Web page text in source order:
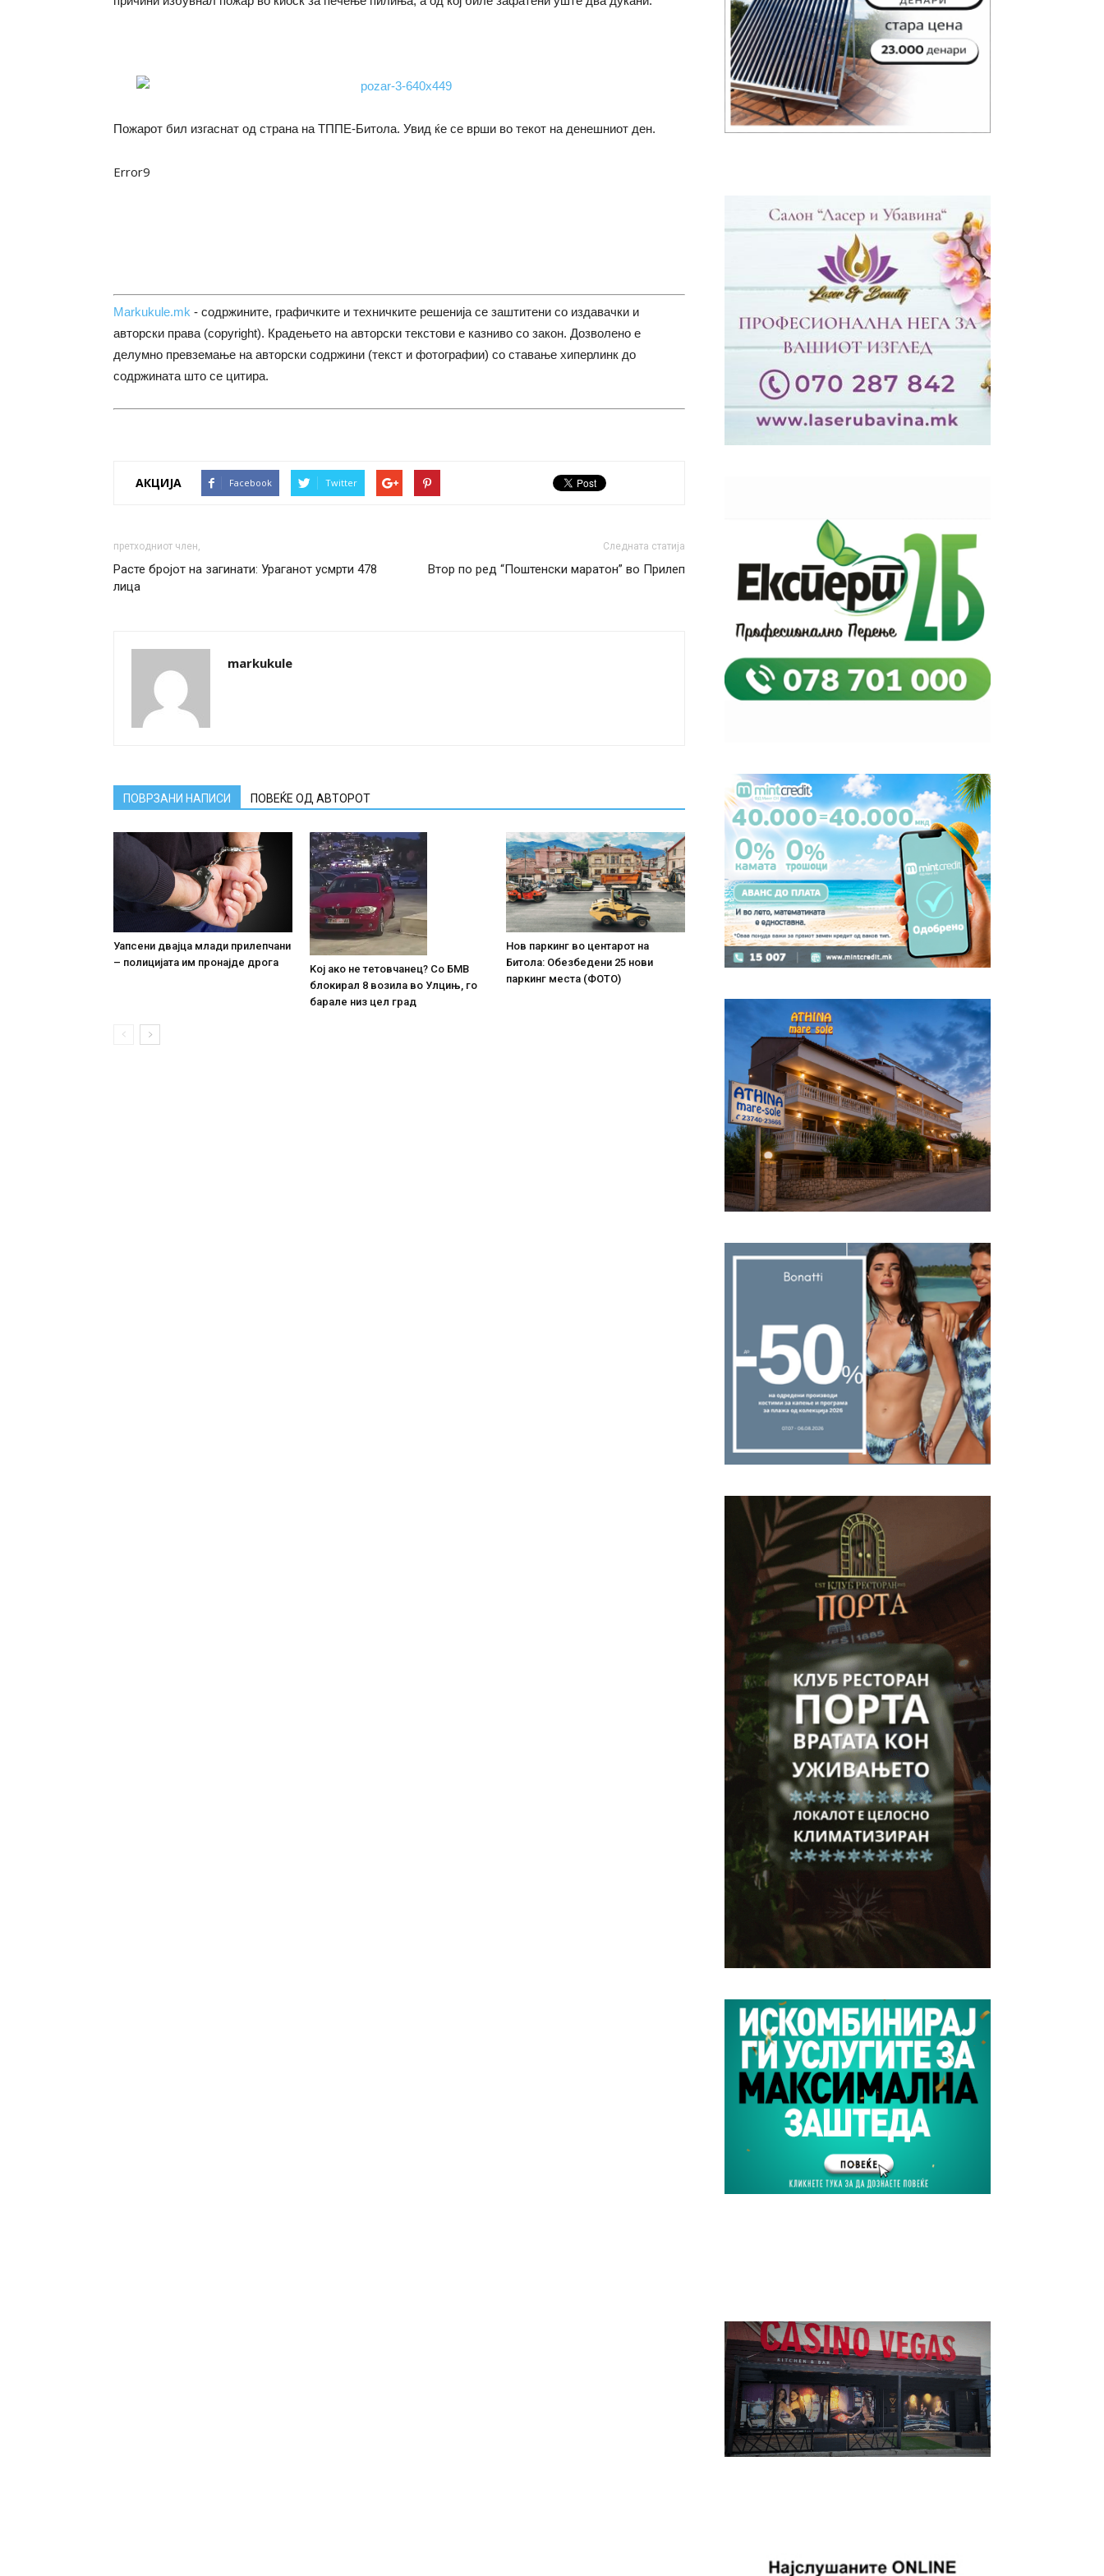
Пожарот бил изгаснат од страна на ТППЕ-Битола. Увид ќе се врши во текот на денешниот ден.
Error9
Markukule.mk - содржините, графичките и техничките решенија се заштитени со издавачки и
авторски права (copyright). Крадењето на авторски текстови е казниво со закон. Дозволено е
делумно превземање на авторски содржини (текст и фотографии) со ставање хиперлинк до
содржината што се цитира.
АКЦИЈА Facebook Twitter
претходниот член,
Расте бројот на загинати: Ураганот усмрти 478
лица
Следната статија
Втор по ред “Поштенски маратон” во Прилеп
markukule
ПОВРЗАНИ НАПИСИ ПОВЕЌЕ ОД АВТОРОТ
Уапсени двајца млади прилепчани
– полицијата им пронајде дpoга
Koj ако не тетовчанец? Со БМВ
блокирал 8 возила во Улцињ, го
барале низ цел град
Нов паркинг во центарот на
Битола: Обезбедени 25 нови
паркинг места (ФОТО)